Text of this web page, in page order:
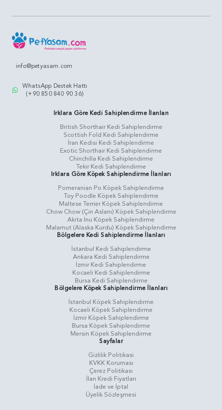
info@petyasam.com
WhatsApp Destek Hattı
(+90 850 840 90 36)
Irklara Göre Kedi Sahiplendirme İlanları
British Shorthair Kedi Sahiplendirme
Scottish Fold Kedi Sahiplendirme
İran Kedisi Kedi Sahiplendirme
Exotic Shorthair Kedi Sahiplendirme
Chinchilla Kedi Sahiplendirme
Tekir Kedi Sahiplendirme
Irklara Göre Köpek Sahiplendirme İlanları
Pomeranian Po Köpek Sahiplendirme
Toy Poodle Köpek Sahiplendirme
Maltese Terrier Köpek Sahiplendirme
Chow Chow (Çin Aslanı) Köpek Sahiplendirme
Akita Inu Köpek Sahiplendirme
Malamut (Alaska Kurdu) Köpek Sahiplendirme
Bölgelere Kedi Sahiplendirme İlanları
İstanbul Kedi Sahiplendirme
Ankara Kedi Sahiplendirme
İzmir Kedi Sahiplendirme
Kocaeli Kedi Sahiplendirme
Bursa Kedi Sahiplendirme
Bölgelere Köpek Sahiplendirme İlanları
İstanbul Köpek Sahiplendirme
Kocaeli Köpek Sahiplendirme
İzmir Köpek Sahiplendirme
Bursa Köpek Sahiplendirme
Mersin Köpek Sahiplendirme
Sayfalar
Gizlilik Politikasi
KVKK Koruması
Çerez Politikası
İlan Kredi Fiyatları
İade ve İptal
Üyelik Sözleşmesi